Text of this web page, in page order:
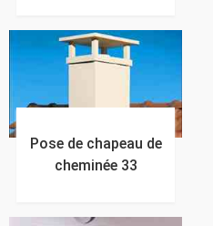
Pose de chapeau de
cheminée 33